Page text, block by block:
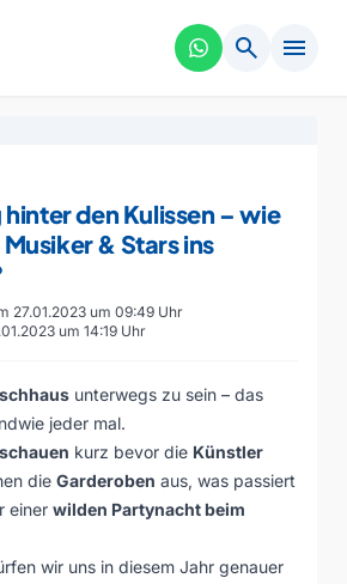
search menu
hinter den Kulissen – wie
& Stars ins
27.01.2023 um 09:49 Uhr
um 14:19 Uhr
unterwegs zu sein – das
jeder mal.
kurz bevor die Künstler
die Garderoben aus, was passiert
einer wilden Partynacht beim
wir uns in diesem Jahr genauer